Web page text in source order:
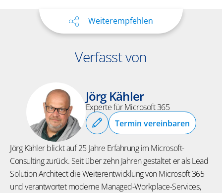
Weiterempfehlen
Verfasst von
Jörg Kähler
Experte für Microsoft 365
Termin vereinbaren
Jörg Kähler blickt auf 25 Jahre Erfahrung im Microsoft-
Consulting zurück. Seit über zehn Jahren gestaltet er als Lead
Solution Architect die Weiterentwicklung von Microsoft 365
und verantwortet moderne Managed-Workplace-Services,